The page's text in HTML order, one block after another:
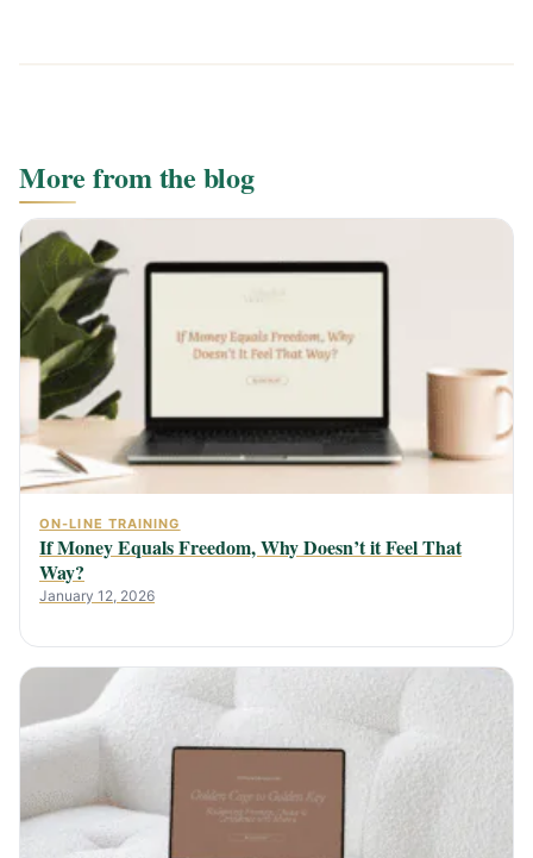
More from the blog
ON-LINE TRAINING
If Money Equals Freedom, Why Doesn’t it Feel That
Way?
January 12, 2026